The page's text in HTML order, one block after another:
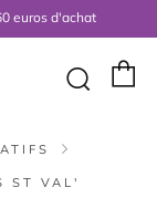
euros d'achat
ST VAL'